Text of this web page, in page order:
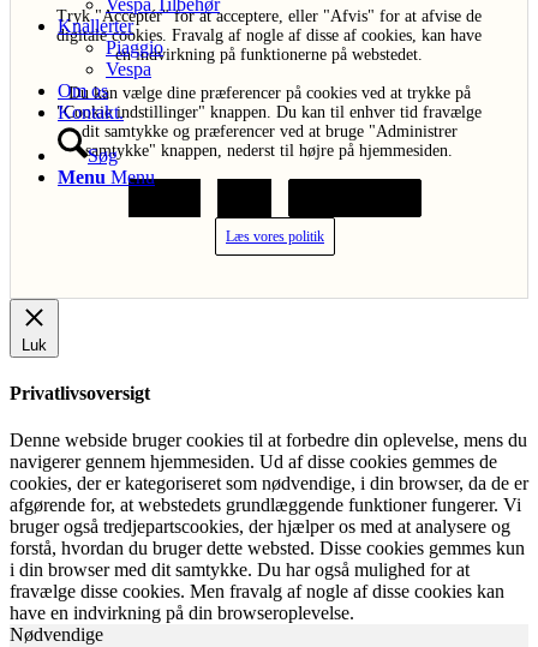
Vespa Tilbehør
Knallerter
Piaggio
Vespa
Om os
Kontakt.
Søg
Menu Menu
Tryk "Acceptér" for at acceptere, eller "Afvis" for at afvise de
digitale cookies. Fravalg af nogle af disse af cookies, kan have
en indvirkning på funktionerne på webstedet.
Du kan vælge dine præferencer på cookies ved at trykke på
"Cookie indstillinger" knappen. Du kan til enhver tid fravælge
dit samtykke og præferencer ved at bruge "Administrer
samtykke" knappen, nederst til højre på hjemmesiden.
Læs vores politik
Luk
Privatlivsoversigt
Denne webside bruger cookies til at forbedre din oplevelse, mens du
navigerer gennem hjemmesiden. Ud af disse cookies gemmes de
cookies, der er kategoriseret som nødvendige, i din browser, da de er
afgørende for, at webstedets grundlæggende funktioner fungerer. Vi
bruger også tredjepartscookies, der hjælper os med at analysere og
forstå, hvordan du bruger dette websted. Disse cookies gemmes kun
i din browser med dit samtykke. Du har også mulighed for at
fravælge disse cookies. Men fravalg af nogle af disse cookies kan
have en indvirkning på din browseroplevelse.
Nødvendige